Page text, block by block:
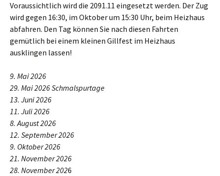
Voraussichtlich wird die 2091.11 eingesetzt werden. Der Zug
wird gegen 16:30, im Oktober um 15:30 Uhr, beim Heizhaus
abfahren. Den Tag können Sie nach diesen Fahrten
gemütlich bei einem kleinen Gillfest im Heizhaus
ausklingen lassen!
9. Mai 2026
29. Mai 2026 Schmalspurtage
13. Juni 2026
11. Juli 2026
8. August 2026
12. September 2026
9. Oktober 2026
21. November 2026
28. November 2026